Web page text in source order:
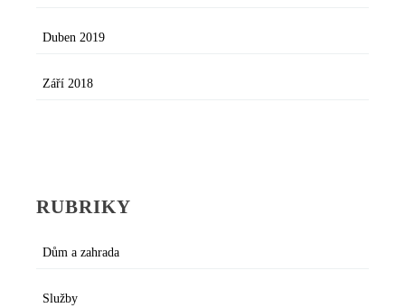
Duben 2019
Září 2018
RUBRIKY
Dům a zahrada
Služby